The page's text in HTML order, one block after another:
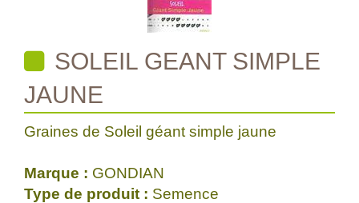
SOLEIL GEANT SIMPLE
JAUNE
Graines de Soleil géant simple jaune
Marque : GONDIAN
Type de produit : Semence